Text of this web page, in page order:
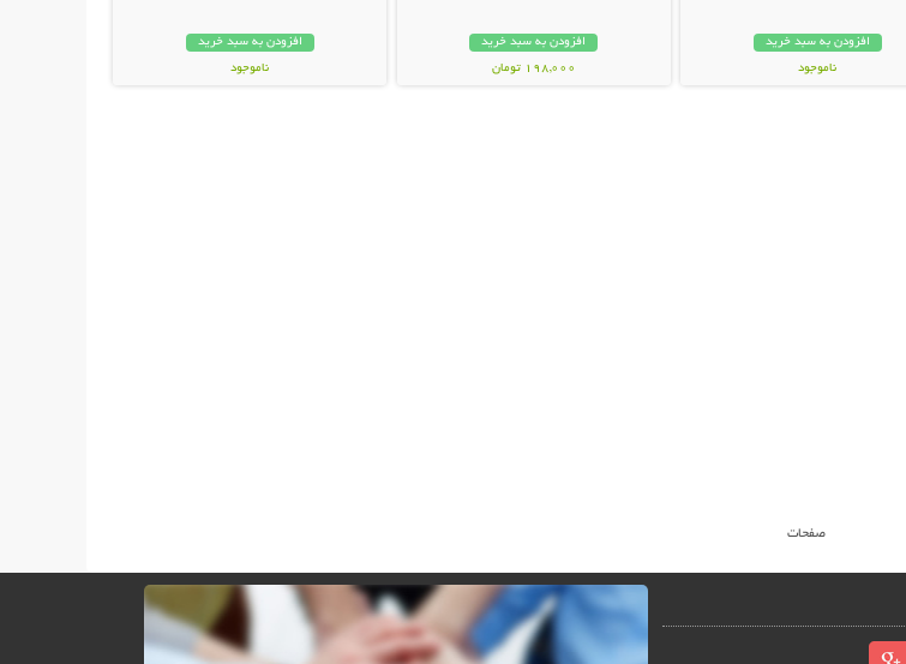
افزودن به سبد خرید
ناموجود
افزودن به سبد خرید
198,000 تومان
افزودن به سبد خرید
ناموجود
صفحات